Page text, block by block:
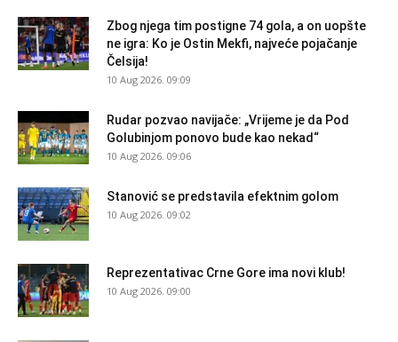
Zbog njega tim postigne 74 gola, a on uopšte
ne igra: Ko je Ostin Mekfi, najveće pojačanje
Čelsija!
10 Aug 2026. 09:09
Rudar pozvao navijače: „Vrijeme je da Pod
Golubinjom ponovo bude kao nekad“
10 Aug 2026. 09:06
Stanović se predstavila efektnim golom
10 Aug 2026. 09:02
Reprezentativac Crne Gore ima novi klub!
10 Aug 2026. 09:00